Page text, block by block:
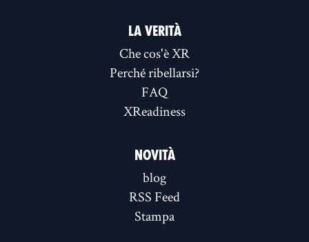
LA VERITÀ
Che cos'è XR
Perché ribellarsi?
FAQ
XReadiness
NOVITÀ
blog
RSS Feed
Stampa